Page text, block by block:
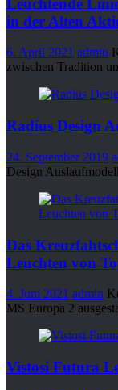
in der Alten
6. April 2021 admin
zwischen Tradition
Radius Design
24. September 2019
Design
Das
Leuchten von
4. Juni 2021 admin
MS Europa 2
Vistosi Futura